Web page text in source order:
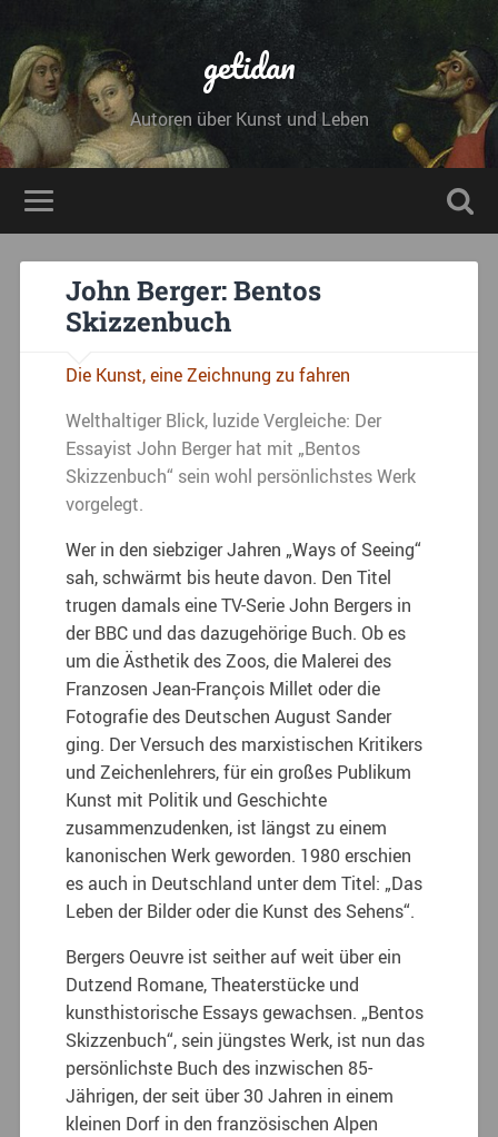
getidan
Autoren über Kunst und Leben
John Berger: Bentos
Skizzenbuch
Die Kunst, eine Zeichnung zu fahren
Welthaltiger Blick, luzide Vergleiche: Der
Essayist John Berger hat mit „Bentos
Skizzenbuch“ sein wohl persönlichstes Werk
vorgelegt.
Wer in den siebziger Jahren „Ways of Seeing“
sah, schwärmt bis heute davon. Den Titel
trugen damals eine TV-Serie John Bergers in
der BBC und das dazugehörige Buch. Ob es
um die Ästhetik des Zoos, die Malerei des
Franzosen Jean-François Millet oder die
Fotografie des Deutschen August Sander
ging. Der Versuch des marxistischen Kritikers
und Zeichenlehrers, für ein großes Publikum
Kunst mit Politik und Geschichte
zusammenzudenken, ist längst zu einem
kanonischen Werk geworden. 1980 erschien
es auch in Deutschland unter dem Titel: „Das
Leben der Bilder oder die Kunst des Sehens“.
Bergers Oeuvre ist seither auf weit über ein
Dutzend Romane, Theaterstücke und
kunsthistorische Essays gewachsen. „Bentos
Skizzenbuch“, sein jüngstes Werk, ist nun das
persönlichste Buch des inzwischen 85-
Jährigen, der seit über 30 Jahren in einem
kleinen Dorf in den französischen Alpen